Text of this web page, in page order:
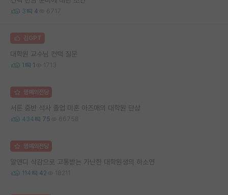
3 4 6717
김GPT
대학원 교수님 컨택 질문
1 1 1713
명예의전당
서른 중반 석사 졸업 미혼 아즈매의 대학원 단상
434 75 66758
명예의전당
알앤디 삭감으로 고통받는 가난한 대학원생의 하소연
114 42 18211